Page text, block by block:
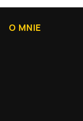
n
O MNIE